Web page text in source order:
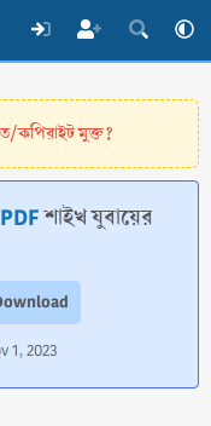
কপিরাইট মুক্ত?
PDFশাইখ যুবায়ের
1, 2023